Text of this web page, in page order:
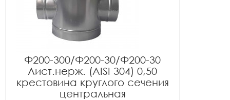
Ф200-300/Ф200-30/Ф200-30
Лист.нерж. (AISI 304) 0,50
крестовина круглого сечения
центральная